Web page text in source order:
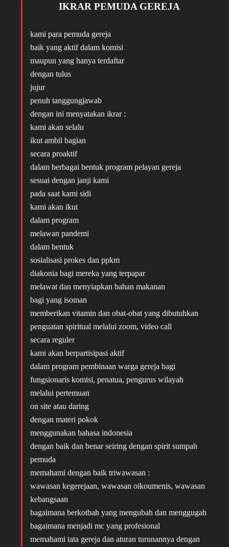
IKRAR PEMUDA GEREJA
kami para pemuda gereja
baik yang aktif dalam komisi
maupun yang hanya terdaftar
dengan tulus
jujur
penuh tanggungjawab
dengan ini menyatakan ikrar :
kami akan selalu
ikut ambil bagian
secara proaktif
dalam berbagai bentuk program pelayan gereja
sesuai dengan janji kami
pada saat kami sidi
kami akan ikut
dalam program
melawan pandemi
dalam bentuk
sosialisasi prokes dan ppkm
diakonia bagi mereka yang terpapar
melawat dan menyiapkan bahan makanan
bagi yang isoman
memberikan vitamin dan obat-obat yang dibutuhkan
penguatan spiritual melalui zoom, video call
secara reguler
kami akan berpartisipasi aktif
dalam program pembinaan warga gereja bagi
fungsionaris komisi, penatua, pengurus wilayah
melalui pertemuan
on site atau daring
dengan materi pokok
menggunakan bahasa indonesia
dengan baik dan benar seiring dengan spirit sumpah
pemuda
memahami dengan baik triwawasan :
wawasan kegerejaan, wawasan oikoumenis, wawasan
kebangsaan
bagaimana berkotbah yang mengubah dan menggugah
bagaimana menjadi mc yang profesional
memahami tata gereja dan aturan turunannya dengan